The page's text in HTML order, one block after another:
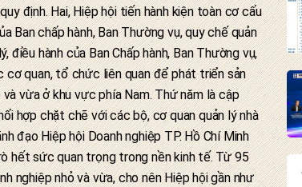
định. Hai, Hiệp hội tiến hành kiện toàn cơ cấu
Ban chấp hành, Ban Thường vụ, quy chế quản
điều hành của Ban Chấp hành, Ban Thường vụ,
cơ quan, tổ chức liên quan để phát triển sản
vừa ở khu vực phía Nam. Thứ năm là cập
hợp chặt chẽ với các bộ, cơ quan quản lý nhà
đạo Hiệp hội Doanh nghiệp TP. Hồ Chí Minh
hết sức quan trọng trong nền kinh tế. Từ 95
nghiệp nhỏ và vừa, cho nên Hiệp hội gần như